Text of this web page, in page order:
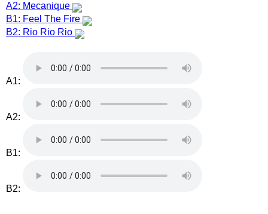
A2: Mecanique
B1: Feel The Fire
B2: Rio Rio Rio
A1:
A2:
B1:
B2: